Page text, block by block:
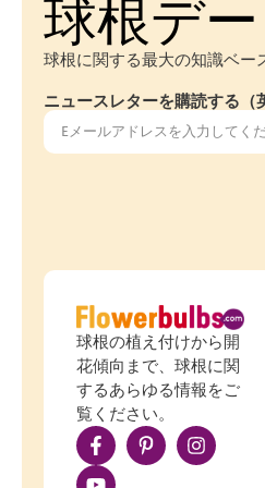
球根デー
球根に関する最大の知識ベー
ニュースレターを購読する（
球根の植え付けから開
花傾向まで、球根に関
するあらゆる情報をご
覧ください。